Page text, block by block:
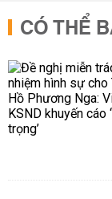
CÓ THỂ